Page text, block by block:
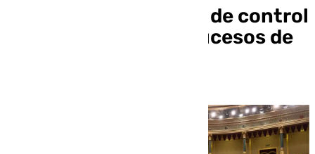
Suspendida la sesión de control
al Gobierno por los sucesos de